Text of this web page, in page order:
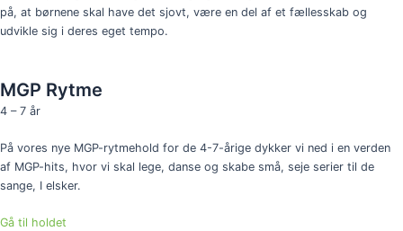
på, at børnene skal have det sjovt, være en del af et fællesskab og
udvikle sig i deres eget tempo.
MGP Rytme
4 – 7 år
På vores nye MGP-rytmehold for de 4-7-årige dykker vi ned i en verden
af MGP-hits, hvor vi skal lege, danse og skabe små, seje serier til de
sange, I elsker.
Gå til holdet